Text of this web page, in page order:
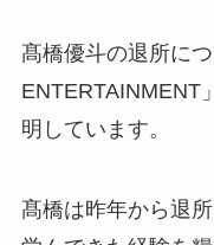
髙橋優斗の退所に
ENTERTAINMENT
明しています。
髙橋は昨年から退